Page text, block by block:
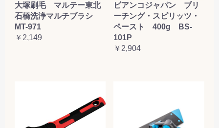
大塚刷毛 マルテー東北
石橋洗浄マルチブラシ
MT-971
￥2,149
ビアンコジャパン ブリ
ーチング・スピリッツ・
ペースト 400g BS-
101P
￥2,904